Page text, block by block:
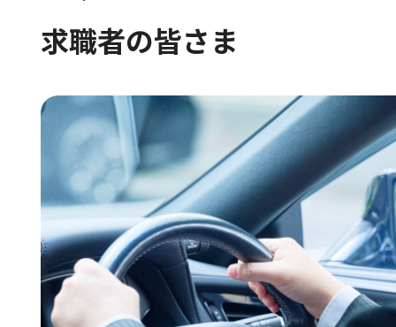
求職者の皆さま